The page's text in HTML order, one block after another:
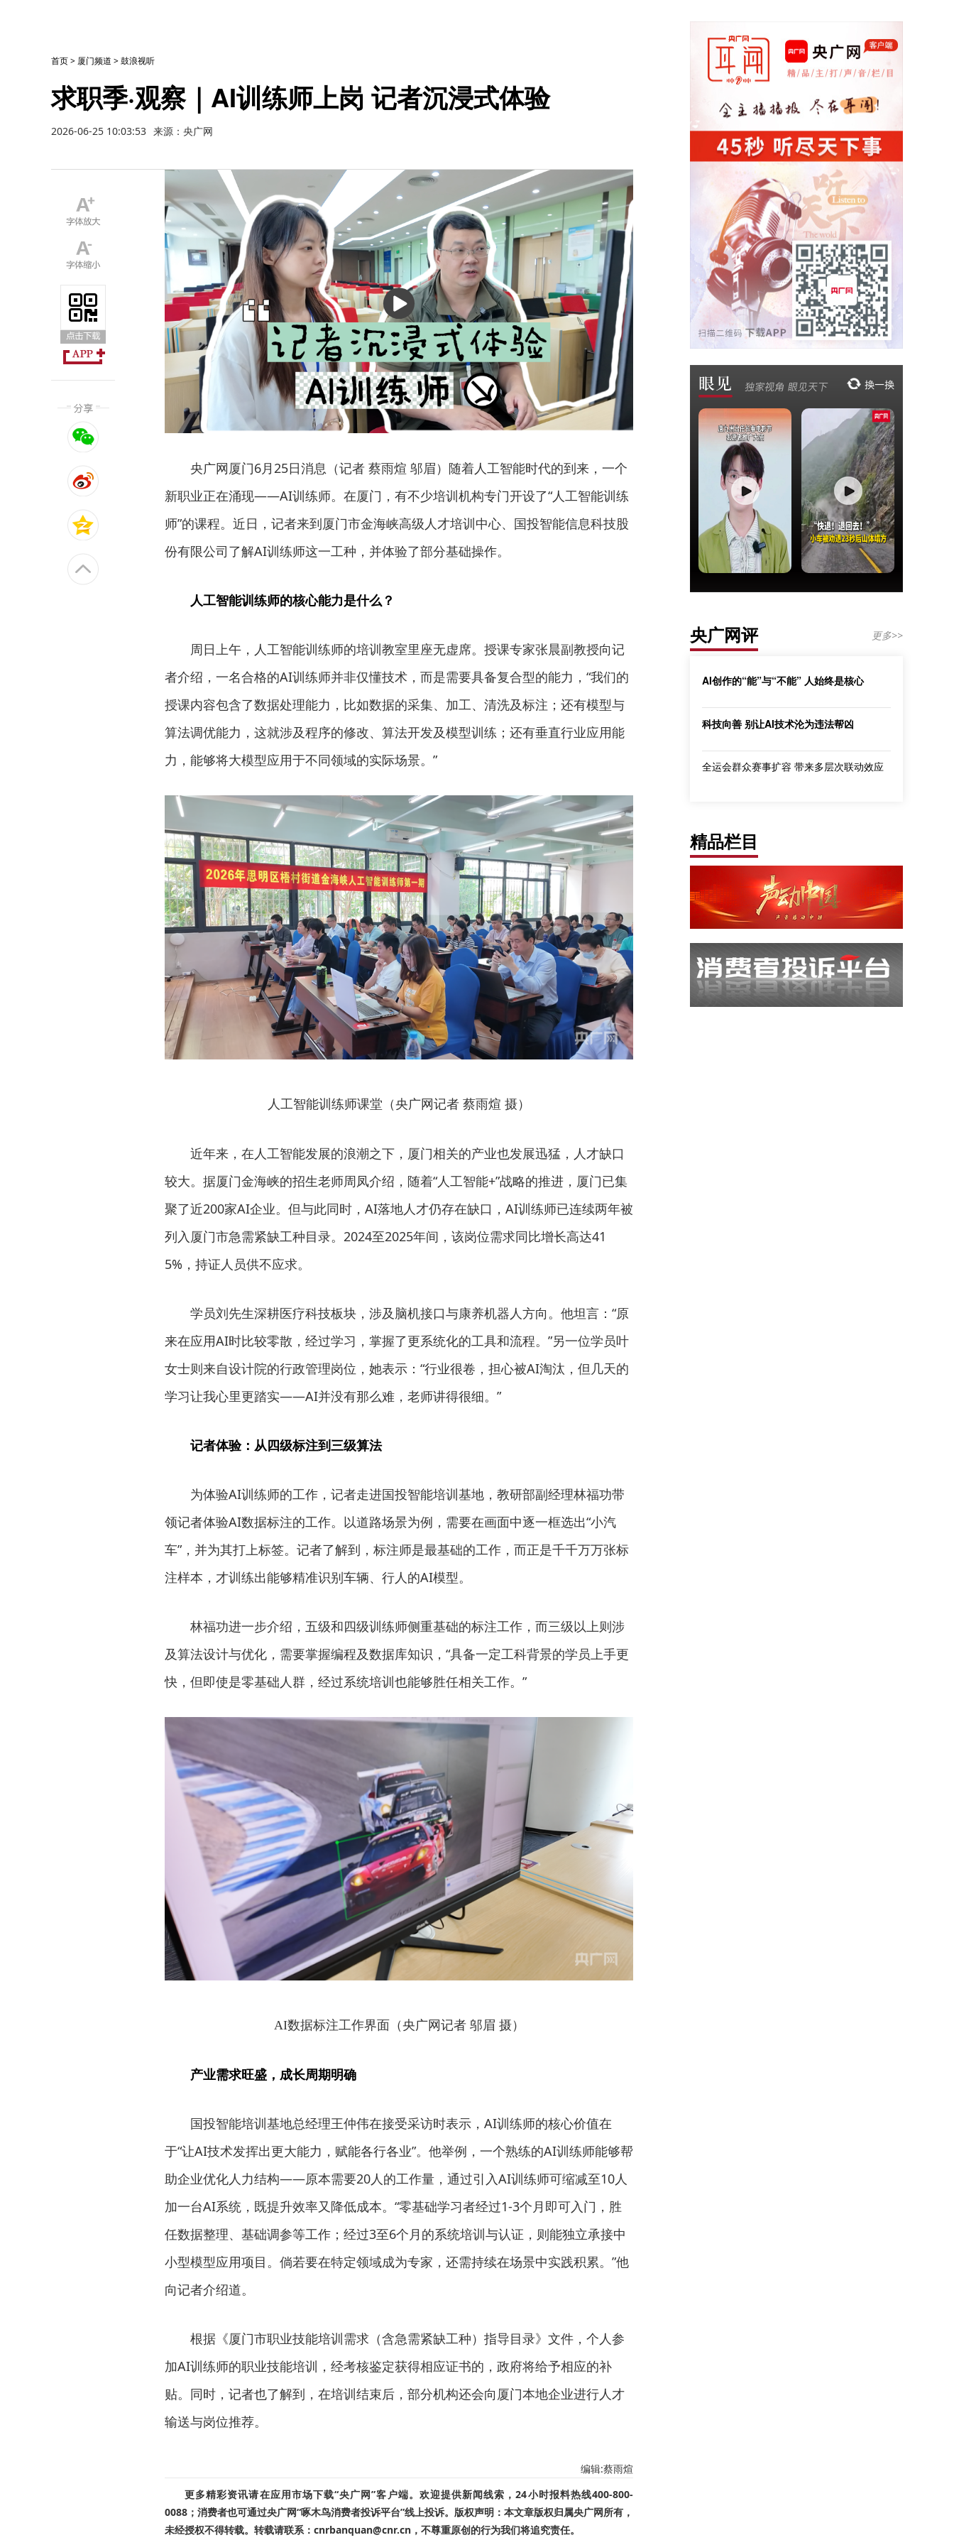
首页> 厦门频道 >鼓浪视听
求职季·观察｜AI训练师上岗 记者沉浸式体验
2026-06-25 10:03:53 来源：央广网
播
放
央广网厦门6月25日消息（记者 蔡雨煊 邬眉）随着人工智能时代的到来，一个
新职业正在涌现——AI训练师。在厦门，有不少培训机构专门开设了“人工智能训练
师”的课程。近日，记者来到厦门市金海峡高级人才培训中心、国投智能信息科技股
份有限公司了解AI训练师这一工种，并体验了部分基础操作。
人工智能训练师的核心能力是什么？
周日上午，人工智能训练师的培训教室里座无虚席。授课专家张晨副教授向记
者介绍，一名合格的AI训练师并非仅懂技术，而是需要具备复合型的能力，“我们的
授课内容包含了数据处理能力，比如数据的采集、加工、清洗及标注；还有模型与
算法调优能力，这就涉及程序的修改、算法开发及模型训练；还有垂直行业应用能
力，能够将大模型应用于不同领域的实际场景。”
人工智能训练师课堂（央广网记者 蔡雨煊 摄）
近年来，在人工智能发展的浪潮之下，厦门相关的产业也发展迅猛，人才缺口
较大。据厦门金海峡的招生老师周凤介绍，随着“人工智能+”战略的推进，厦门已集
聚了近200家AI企业。但与此同时，AI落地人才仍存在缺口，AI训练师已连续两年被
列入厦门市急需紧缺工种目录。2024至2025年间，该岗位需求同比增长高达41
5%，持证人员供不应求。
学员刘先生深耕医疗科技板块，涉及脑机接口与康养机器人方向。他坦言：“原
来在应用AI时比较零散，经过学习，掌握了更系统化的工具和流程。”另一位学员叶
女士则来自设计院的行政管理岗位，她表示：“行业很卷，担心被AI淘汰，但几天的
学习让我心里更踏实——AI并没有那么难，老师讲得很细。”
记者体验：从四级标注到三级算法
为体验AI训练师的工作，记者走进国投智能培训基地，教研部副经理林福功带
领记者体验AI数据标注的工作。以道路场景为例，需要在画面中逐一框选出“小汽
车”，并为其打上标签。记者了解到，标注师是最基础的工作，而正是千千万万张标
注样本，才训练出能够精准识别车辆、行人的AI模型。
林福功进一步介绍，五级和四级训练师侧重基础的标注工作，而三级以上则涉
及算法设计与优化，需要掌握编程及数据库知识，“具备一定工科背景的学员上手更
快，但即使是零基础人群，经过系统培训也能够胜任相关工作。”
AI数据标注工作界面（央广网记者 邬眉 摄）
产业需求旺盛，成长周期明确
国投智能培训基地总经理王仲伟在接受采访时表示，AI训练师的核心价值在
于“让AI技术发挥出更大能力，赋能各行各业”。他举例，一个熟练的AI训练师能够帮
助企业优化人力结构——原本需要20人的工作量，通过引入AI训练师可缩减至10人
加一台AI系统，既提升效率又降低成本。“零基础学习者经过1-3个月即可入门，胜
任数据整理、基础调参等工作；经过3至6个月的系统培训与认证，则能独立承接中
小型模型应用项目。倘若要在特定领域成为专家，还需持续在场景中实践积累。”他
向记者介绍道。
根据《厦门市职业技能培训需求（含急需紧缺工种）指导目录》文件，个人参
加AI训练师的职业技能培训，经考核鉴定获得相应证书的，政府将给予相应的补
贴。同时，记者也了解到，在培训结束后，部分机构还会向厦门本地企业进行人才
输送与岗位推荐。
编辑:蔡雨煊
更多精彩资讯请在应用市场下载“央广网”客户端。欢迎提供新闻线索，24小时报料热线400-800-
0088；消费者也可通过央广网“啄木鸟消费者投诉平台”线上投诉。版权声明：本文章版权归属央广网所有，
未经授权不得转载。转载请联系：cnrbanquan@cnr.cn，不尊重原创的行为我们将追究责任。
央广网评 更多>>
AI创作的“能”与“不能” 人始终是核心
科技向善 别让AI技术沦为违法帮凶
全运会群众赛事扩容 带来多层次联动效应
精品栏目